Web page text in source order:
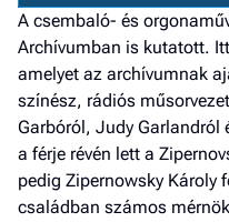
A csembaló- és
Archívumban is kutatott.
amelyet az archívumnak
színész, rádiós
Garbóról, Judy Garlandról
a férje révén lett a
pedig Zipernowsky Károly
családban számos